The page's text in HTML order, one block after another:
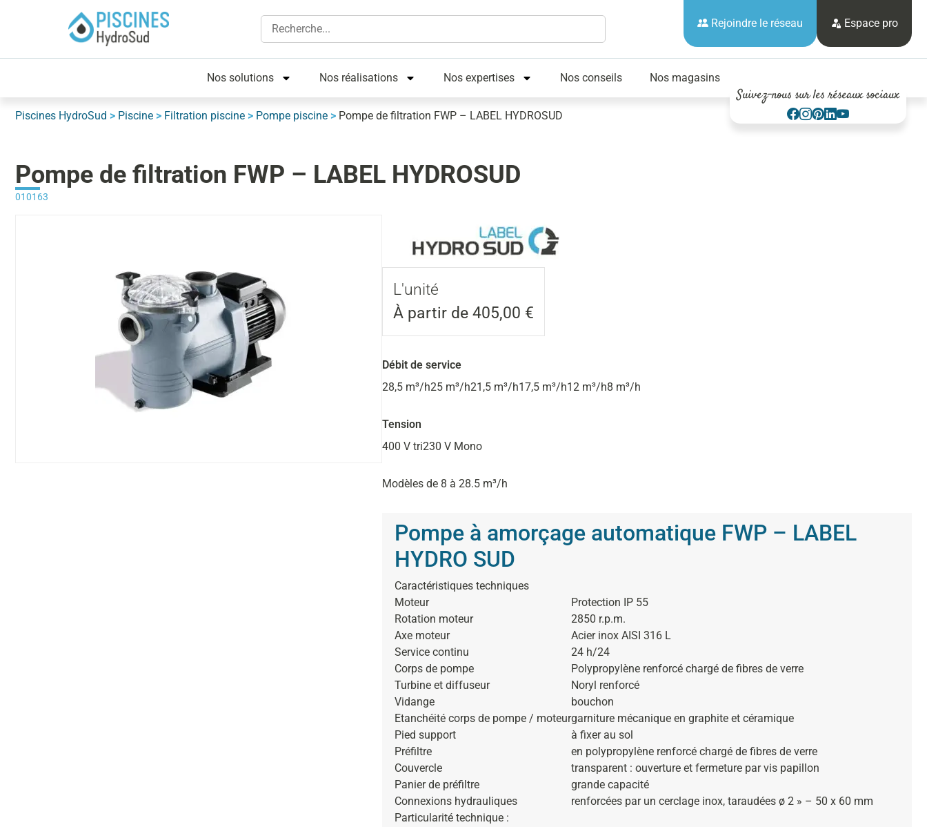
Rejoindre le réseau Espace pro
Nos solutions Nos réalisations Nos expertises Nos conseils Nos magasins
Suivez-nous sur les réseaux sociaux
Piscines HydroSud > Piscine > Filtration piscine > Pompe piscine > Pompe de filtration FWP – LABEL HYDROSUD
Pompe de filtration FWP – LABEL HYDROSUD
010163
L'unité
À partir de 405,00 €
Débit de service
28,5 m³/h25 m³/h21,5 m³/h17,5 m³/h12 m³/h8 m³/h
Tension
400 V tri230 V Mono
Modèles de 8 à 28.5 m³/h
Pompe à amorçage automatique FWP – LABEL
HYDRO SUD
Caractéristiques techniques
Moteur
Protection IP 55
Rotation moteur
2850 r.p.m.
Axe moteur
Acier inox AISI 316 L
Service continu
24 h/24
Corps de pompe
Polypropylène renforcé chargé de fibres de verre
Turbine et diffuseur
Noryl renforcé
Vidange
bouchon
Etanchéité corps de pompe / moteurgarniture mécanique en graphite et céramique
Pied support
à fixer au sol
Préfiltre
en polypropylène renforcé chargé de fibres de verre
Couvercle
transparent : ouverture et fermeture par vis papillon
Panier de préfiltre
grande capacité
Connexions hydrauliques
renforcées par un cerclage inox, taraudées ø 2 » – 50 x 60 mm
Particularité technique :